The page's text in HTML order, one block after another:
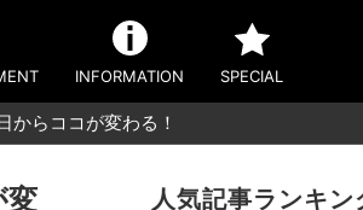
INFORMATION SPECIAL
からココが変わる！
変
人気記事ランキン